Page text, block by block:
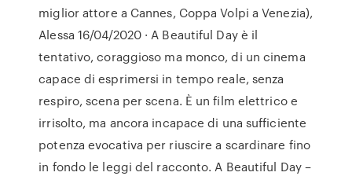
miglior attore a Cannes, Coppa Volpi a Venezia),
Alessa 16/04/2020 · A Beautiful Day è il
tentativo, coraggioso ma monco, di un cinema
capace di esprimersi in tempo reale, senza
respiro, scena per scena. È un film elettrico e
irrisolto, ma ancora incapace di una sufficiente
potenza evocativa per riuscire a scardinare fino
in fondo le leggi del racconto. A Beautiful Day –